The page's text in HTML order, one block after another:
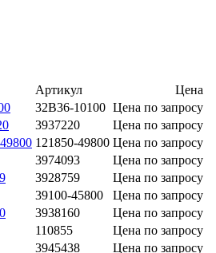
Артикул
Цена
32B36-10100 Цена по запросу
3937220
Цена по запросу
121850-49800 Цена по запросу
3974093
Цена по запросу
3928759
Цена по запросу
39100-45800
Цена по запросу
3938160
Цена по запросу
110855
Цена по запросу
3945438 Цена по запросу